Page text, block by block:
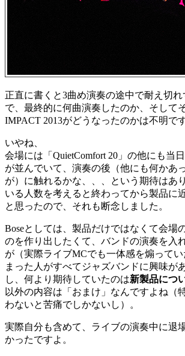
正直に書くと3曲め演奏の途中で耐え切
で、最終的に何曲演奏したのか、そして
IMPACT 2013がどうなったのかは不明で
いやね、
会場には「QuietComfort 20」の他にも当
が並んでいて、演奏の後（他にも何かあ
が）に触れるかな、、、という期待はあ
いる人数を考えると終わってから製品に
と思ったので、それも断念しました。
Boseとしては、製品だけではなくて会場
のを作り出したくて、バンドの演奏を入
が（実際ライブMCでも一体感を煽って
まった人がすべてジャズバンドに興味が
し、何より期待していたのは新製品につ
以外の内容は「おまけ」なんですよね（
わないと苦痛でしかないし）。
実際自分も含めて、ライブの演奏中に退
かったですよ。